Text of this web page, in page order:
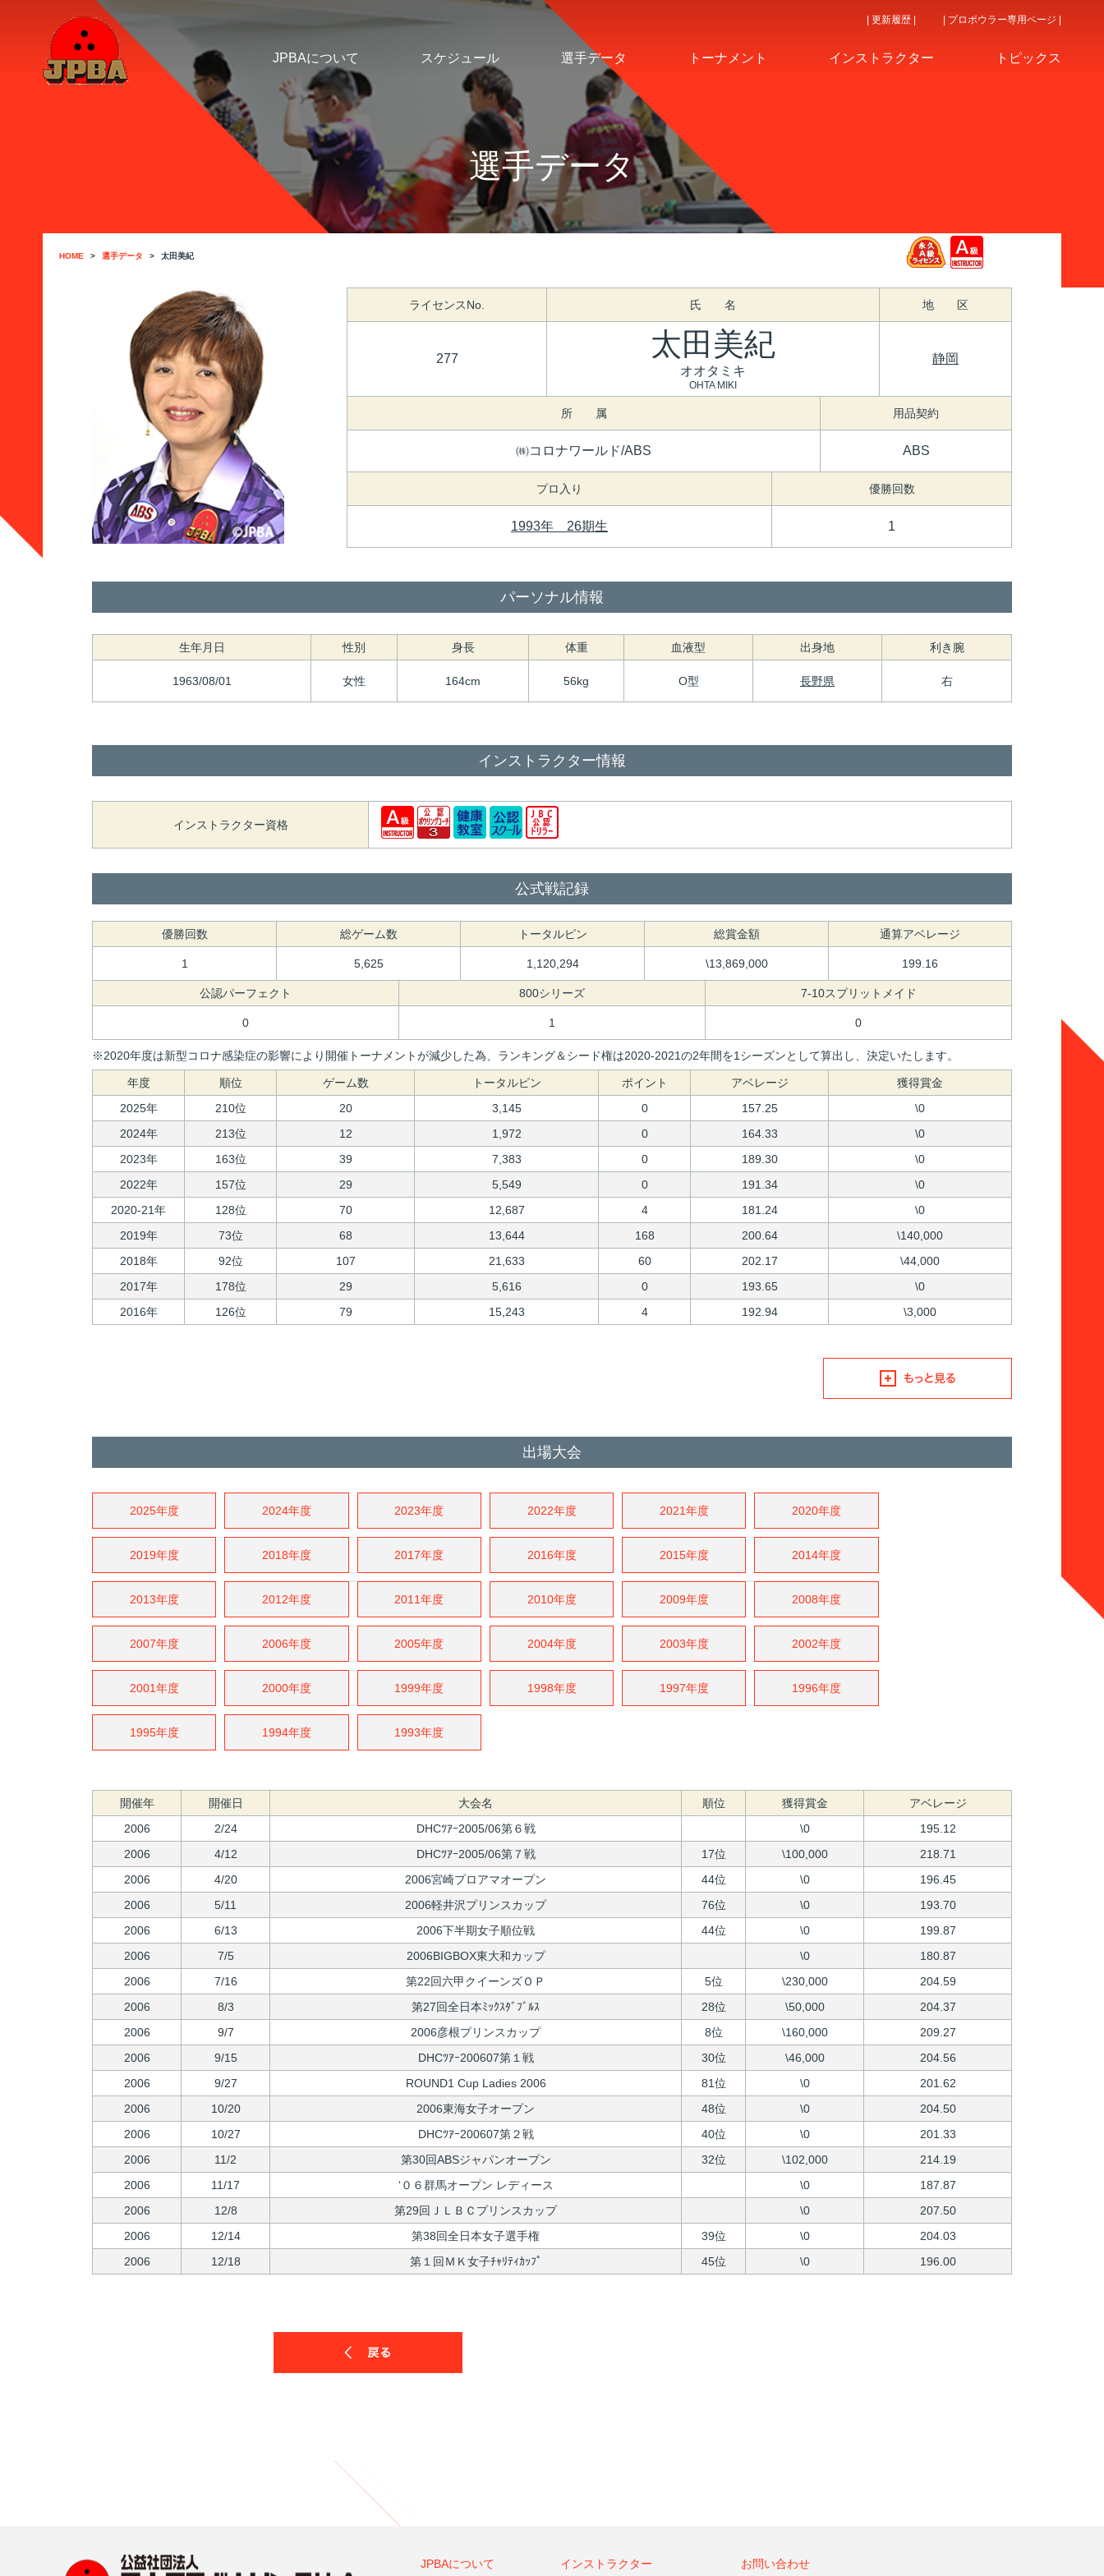
JPBAについて スケジュール 選手データ トーナメント インストラクター トピックス
| 更新履歴 | | プロボウラー専用ページ |
選手データ
HOME 選手データ 太田美紀
ライセンスNo. 氏 名 地 区
277 太田美紀
オオタミキ
OHTA MIKI
静岡
所 属 用品契約
㈱コロナワールド/ABS ABS
プロ入り 優勝回数
1993年 26期生 1
パーソナル情報
生年月日 性別 身長 体重 血液型 出身地 利き腕
1963/08/01 女性 164cm 56kg O型 長野県 右
インストラクター情報
インストラクター資格
公式戦記録
優勝回数 総ゲーム数 トータルピン 総賞金額 通算アベレージ
1 5,625 1,120,294 \13,869,000 199.16
公認パーフェクト 800シリーズ 7-10スプリットメイド
0 1 0
※2020年度は新型コロナ感染症の影響により開催トーナメントが減少した為、ランキング＆シード権は2020-2021の2年間を1シーズンとして算出し、決定いたします。
年度 順位 ゲーム数 トータルピン ポイント アベレージ
獲得賞金
2025年
210位 20 3,145 0 157.25
\0
2024年
213位 12 1,972 0 164.33
\0
2023年
163位 39 7,383 0 189.30
\0
2022年
157位 29 5,549 0 191.34
\0
2020-21年
128位 70 12,687 4 181.24
\0
2019年
73位 68 13,644 168 200.64
\140,000
2018年
92位 107 21,633 60 202.17
\44,000
2017年
178位 29 5,616 0 193.65
\0
2016年
126位 79 15,243 4 192.94 \3,000
出場大会
2025年度 2024年度 2023年度 2022年度 2021年度 2020年度
2019年度 2018年度 2017年度 2016年度 2015年度 2014年度
2013年度 2012年度 2011年度 2010年度 2009年度 2008年度
2007年度 2006年度 2005年度 2004年度 2003年度 2002年度
2001年度 2000年度 1999年度 1998年度 1997年度 1996年度
1995年度 1994年度 1993年度
開催年 開催日 大会名 順位 獲得賞金
アベレージ
2006
2/24 DHCﾂｱｰ2005/06第６戦 \0
195.12
2006
4/12 DHCﾂｱｰ2005/06第７戦 17位 \100,000
218.71
2006
4/20 2006宮崎プロアマオープン 44位 \0
196.45
2006
5/11 2006軽井沢プリンスカップ 76位 \0
193.70
2006
6/13 2006下半期女子順位戦 44位 \0
199.87
2006
7/5 2006BIGBOX東大和カップ \0
180.87
2006
7/16 第22回六甲クイーンズＯＰ 5位 \230,000
204.59
2006
8/3 第27回全日本ﾐｯｸｽﾀﾞﾌﾞﾙｽ 28位 \50,000
204.37
2006
9/7 2006彦根プリンスカップ 8位 \160,000
209.27
2006
9/15 DHCﾂｱｰ200607第１戦 30位 \46,000
204.56
2006
9/27 ROUND1 Cup Ladies 2006 81位 \0
201.62
2006
10/20 2006東海女子オープン 48位 \0
204.50
2006
10/27 DHCﾂｱｰ200607第２戦 40位 \0
201.33
2006
11/2 第30回ABSジャパンオープン 32位 \102,000
214.19
2006
11/17 ‘０６群馬オープン レディース \0
187.87
2006
12/8 第29回ＪＬＢＣプリンスカップ \0
207.50
2006
12/14 第38回全日本女子選手権 39位 \0
204.03
2006
12/18 第１回ＭＫ女子ﾁｬﾘﾃｨｶｯﾌﾟ 45位 \0 196.00
JPBAについて インストラクター お問い合わせ